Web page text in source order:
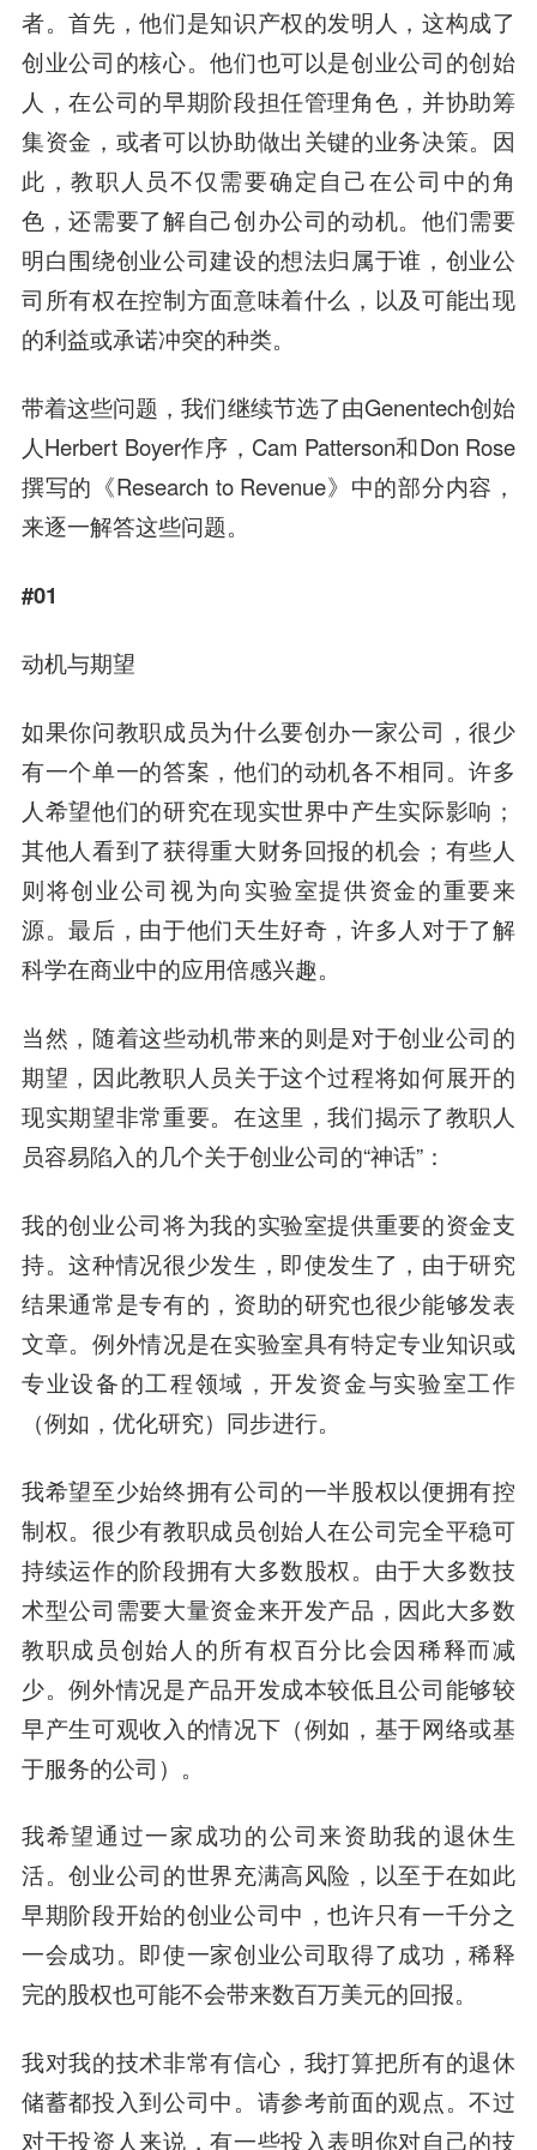
者。首先，他们是知识产权的发明人，这构成了
创业公司的核心。他们也可以是创业公司的创始
人，在公司的早期阶段担任管理角色，并协助筹
集资金，或者可以协助做出关键的业务决策。因
此，教职人员不仅需要确定自己在公司中的角
色，还需要了解自己创办公司的动机。他们需要
明白围绕创业公司建设的想法归属于谁，创业公
司所有权在控制方面意味着什么，以及可能出现
的利益或承诺冲突的种类。
带着这些问题，我们继续节选了由Genentech创始
人Herbert Boyer作序，Cam Patterson和Don Rose
撰写的《Research to Revenue》中的部分内容，
来逐一解答这些问题。
#01
动机与期望
如果你问教职成员为什么要创办一家公司，很少
有一个单一的答案，他们的动机各不相同。许多
人希望他们的研究在现实世界中产生实际影响；
其他人看到了获得重大财务回报的机会；有些人
则将创业公司视为向实验室提供资金的重要来
源。最后，由于他们天生好奇，许多人对于了解
科学在商业中的应用倍感兴趣。
当然，随着这些动机带来的则是对于创业公司的
期望，因此教职人员关于这个过程将如何展开的
现实期望非常重要。在这里，我们揭示了教职人
员容易陷入的几个关于创业公司的“神话”：
我的创业公司将为我的实验室提供重要的资金支
持。这种情况很少发生，即使发生了，由于研究
结果通常是专有的，资助的研究也很少能够发表
文章。例外情况是在实验室具有特定专业知识或
专业设备的工程领域，开发资金与实验室工作
（例如，优化研究）同步进行。
我希望至少始终拥有公司的一半股权以便拥有控
制权。 很少有教职成员创始人在公司完全平稳可
持续运作的阶段拥有大多数股权。由于大多数技
术型公司需要大量资金来开发产品，因此大多数
教职成员创始人的所有权百分比会因稀释而减
少。例外情况是产品开发成本较低且公司能够较
早产生可观收入的情况下（例如，基于网络或基
于服务的公司）。
我希望通过一家成功的公司来资助我的退休生
活。创业公司的世界充满高风险，以至于在如此
早期阶段开始的创业公司中，也许只有一千分之
一会成功。即使一家创业公司取得了成功，稀释
完的股权也可能不会带来数百万美元的回报。
我对我的技术非常有信心，我打算把所有的退休
储蓄都投入到公司中。请参考前面的观点。不过
对于投资人来说，有一些投入表明你对自己的技